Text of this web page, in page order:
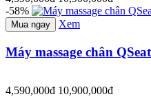
-58%
Mua ngay Xem
Máy massage chân
4,590,000đ 10,900,000đ